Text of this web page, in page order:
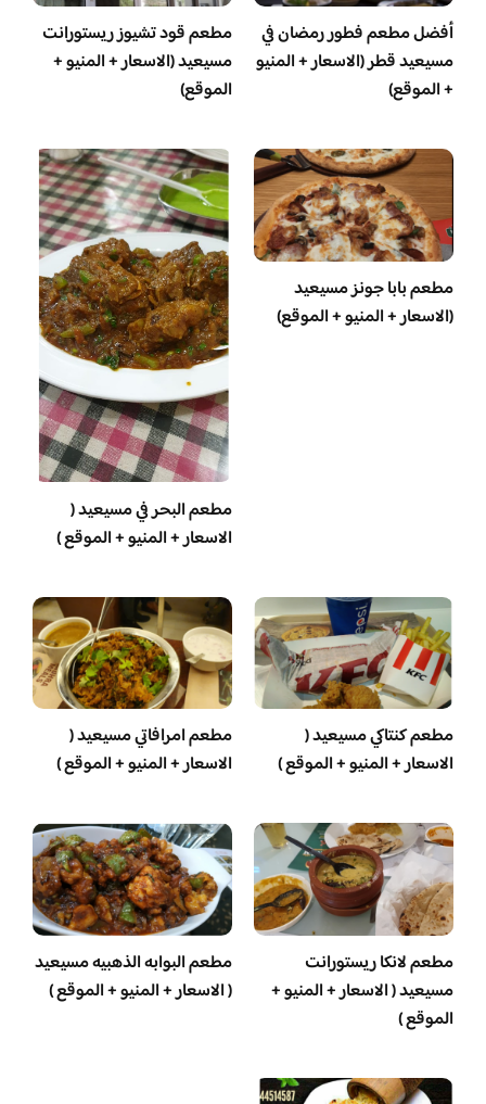
أفضل مطعم فطور رمضان في
مسيعيد قطر (الاسعار + المنيو
+ الموقع)
مطعم قود تشيوز ريستورانت
مسيعيد (الاسعار + المنيو +
الموقع)
مطعم بابا جونز مسيعيد
(الاسعار + المنيو + الموقع)
مطعم البحر في مسيعيد (
الاسعار + المنيو + الموقع )
مطعم كنتاكي مسيعيد (
الاسعار + المنيو + الموقع )
مطعم امرافاتي مسيعيد (
الاسعار + المنيو + الموقع )
مطعم لانكا ريستورانت
مسيعيد ( الاسعار + المنيو +
الموقع )
مطعم البوابه الذهبيه مسيعيد
( الاسعار + المنيو + الموقع )